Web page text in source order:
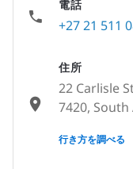
電話
+27 21 511
住所
22 Carlisle
7420, South
None
行き方を調べる